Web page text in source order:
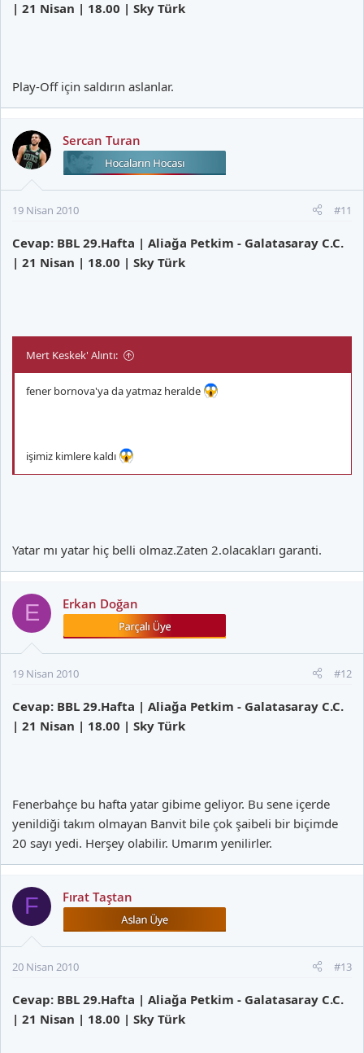
| 21 Nisan | 18.00 | Sky Türk
Play-Off için saldırın aslanlar.
Sercan Turan
19 Nisan 2010 #11
Cevap: BBL 29.Hafta | Aliağa Petkim - Galatasaray C.C.
| 21 Nisan | 18.00 | Sky Türk
Mert Keskek' Alıntı:
fener bornova'ya da yatmaz heralde
işimiz kimlere kaldı
Yatar mı yatar hiç belli olmaz.Zaten 2.olacakları garanti.
E Erkan Doğan
19 Nisan 2010 #12
Cevap: BBL 29.Hafta | Aliağa Petkim - Galatasaray C.C.
| 21 Nisan | 18.00 | Sky Türk
Fenerbahçe bu hafta yatar gibime geliyor. Bu sene içerde
yenildiği takım olmayan Banvit bile çok şaibeli bir biçimde
20 sayı yedi. Herşey olabilir. Umarım yenilirler.
F Fırat Taştan
20 Nisan 2010 #13
Cevap: BBL 29.Hafta | Aliağa Petkim - Galatasaray C.C.
| 21 Nisan | 18.00 | Sky Türk